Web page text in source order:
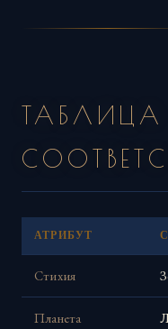
ТАБЛИЦА
АТРИБУТ
Стихия
Планета